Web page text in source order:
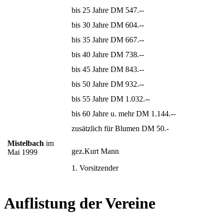
bis 25 Jahre DM 547.--
bis 30 Jahre DM 604.--
bis 35 Jahre DM 667.--
bis 40 Jahre DM 738.--
bis 45 Jahre DM 843.--
bis 50 Jahre DM 932.--
bis 55 Jahre DM 1.032.--
bis 60 Jahre u. mehr DM 1.144.--
zusätzlich für Blumen DM 50.-
Mistelbach im
Mai 1999
gez.Kurt Mann
1. Vorsitzender
Auflistung der Vereine